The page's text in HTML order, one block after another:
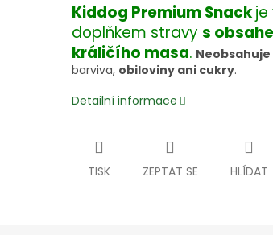
Kiddog Premium Snackje
doplňkem stravy s
králičího masa. Neobsahuje
barviva, obiloviny ani cukry.
Detailní informace
TISK ZEPTAT SE HLÍDAT